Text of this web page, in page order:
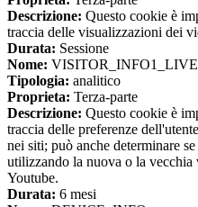
Descrizione: Questo cookie è
traccia delle visualizzazioni dei
Durata: Sessione
Nome: VISITOR_INFO1_LIVE
Tipologia: analitico
Proprieta: Terza-parte
Descrizione: Questo cookie è
traccia delle preferenze
nei siti; può anche determinare
utilizzando la nuova o la
Youtube.
Durata: 6 mesi